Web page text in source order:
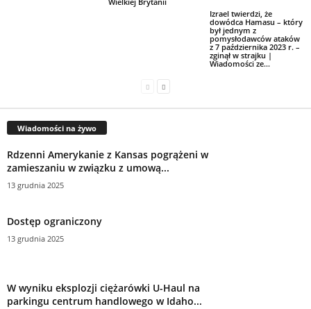
Izrael twierdzi, że
dowódca Hamasu – który
był jednym z
pomysłodawców ataków
z 7 października 2023 r. –
zginął w strajku |
Wiadomości ze...
Wiadomości na żywo
Rdzenni Amerykanie z Kansas pogrążeni w
zamieszaniu w związku z umową...
13 grudnia 2025
Dostęp ograniczony
13 grudnia 2025
W wyniku eksplozji ciężarówki U-Haul na
parkingu centrum handlowego w Idaho...